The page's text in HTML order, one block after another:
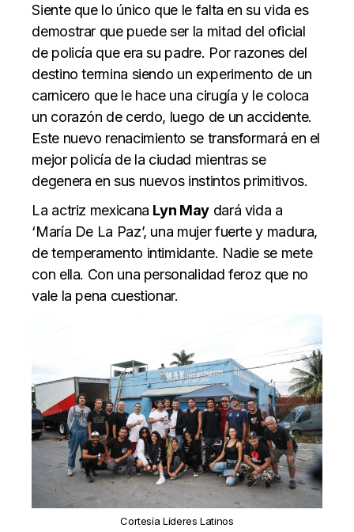
Siente que lo único que le falta en su vida es
demostrar que puede ser la mitad del oficial
de policía que era su padre. Por razones del
destino termina siendo un experimento de un
carnicero que le hace una cirugía y le coloca
un corazón de cerdo, luego de un accidente.
Este nuevo renacimiento se transformará en el
mejor policía de la ciudad mientras se
degenera en sus nuevos instintos primitivos.
La actriz mexicana Lyn Maydará vida a
‘María De La Paz’, una mujer fuerte y madura,
de temperamento intimidante. Nadie se mete
con ella. Con una personalidad feroz que no
vale la pena cuestionar.
Cortesía Líderes Latinos